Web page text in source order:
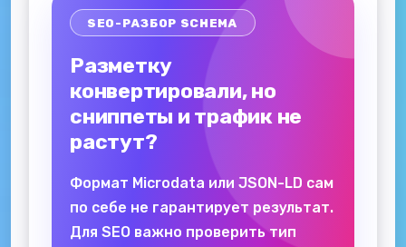
SEO-РАЗБОР SCHEMA
Разметку
конвертировали, но
сниппеты и трафик не
растут?
Формат Microdata или JSON-LD сам
по себе не гарантирует результат.
Для SEO важно проверить тип